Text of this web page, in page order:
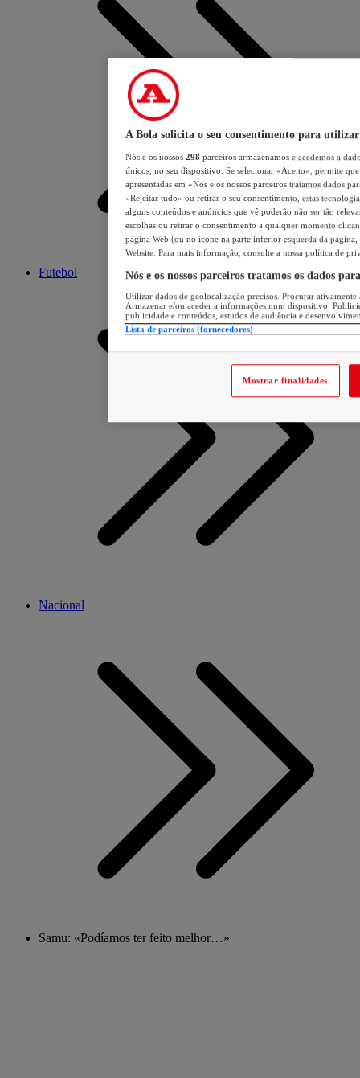
Futebol
Nacional
Samu: «Podíamos ter feito melhor…»
A Bola solicita o seu consentimento para utilizar
Nós e os nossos 298 parceiros armazenamos e acedemos a
únicos, no seu dispositivo. Se selecionar «Aceito», permite
apresentadas em «Nós e os nossos parceiros tratamos dados
«Rejeitar tudo» ou retirar o seu consentimento, estas
alguns conteúdos e anúncios que vê poderão não ser tão
escolhas ou retirar o consentimento a qualquer momento
página Web (ou no ícone na parte inferior esquerda da página,
Website. Para mais informação, consulte a nossa política de
Nós e os nossos parceiros tratamos os dados
Utilizar dados de geolocalização precisos. Procurar
Armazenar e/ou aceder a informações num dispositivo.
publicidade e conteúdos, estudos de audiência e
Lista de parceiros (fornecedores)
Mostrar finalidades